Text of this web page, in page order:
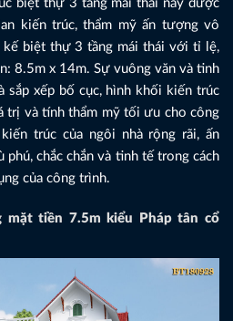
biệt thự 3 tầng mái thái này được
kiến trúc, thẩm mỹ ấn tượng vô
kế biệt thự 3 tầng mái thái với tỉ lệ,
8.5m x 14m. Sự vuông văn và tinh
sắp xếp bố cục, hình khối kiến trúc
trị và tính thẩm mỹ tối ưu cho công
trúc của ngôi nhà rộng rãi, ấn
chắc chắn và tinh tế trong cách
của công trình.
mặt tiền 7.5m kiểu Pháp tân cổ